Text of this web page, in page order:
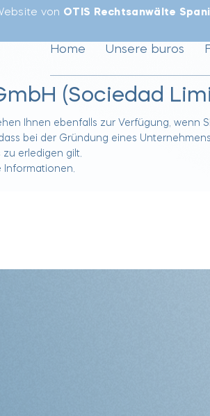
von OTIS Rechtsanwälte
Home Unsere buros
(Sociedad
Ihnen ebenfalls zur Verfügung,
bei der Gründung eines
zu erledigen gilt.
Informationen.